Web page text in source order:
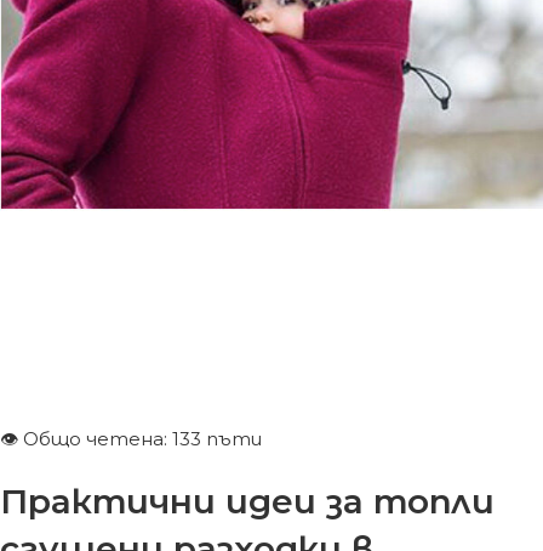
👁 Общо четена: 133 пъти
Практични идеи за топли